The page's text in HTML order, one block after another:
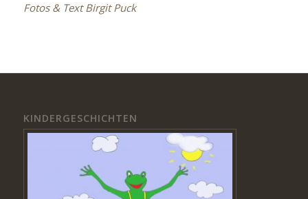
Fotos & Text Birgit Puck
KINDERGESCHICHTEN